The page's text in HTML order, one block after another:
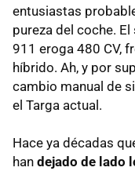
entusiastas
pureza del coche.
911 eroga 480 CV,
híbrido. Ah, y por
cambio manual de
el Targa actual.
Hace ya décadas
han dejado de lado